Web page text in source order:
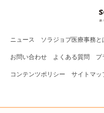
ニュース ソラジョブ医療事務 と
お問い合わせ よくある質問 プ
コンテンツポリシー サイトマッ